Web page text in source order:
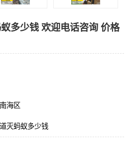
多少钱 欢迎电话咨询 价格
海区
灭蚂蚁多少钱